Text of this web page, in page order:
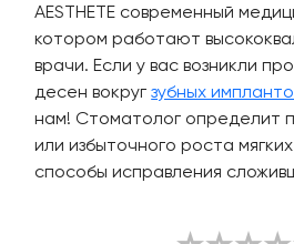
AESTHETE современный
котором работают
врачи. Если у вас возникли
десен вокругзубных
нам! Стоматолог определит
или избыточного роста
способы исправления